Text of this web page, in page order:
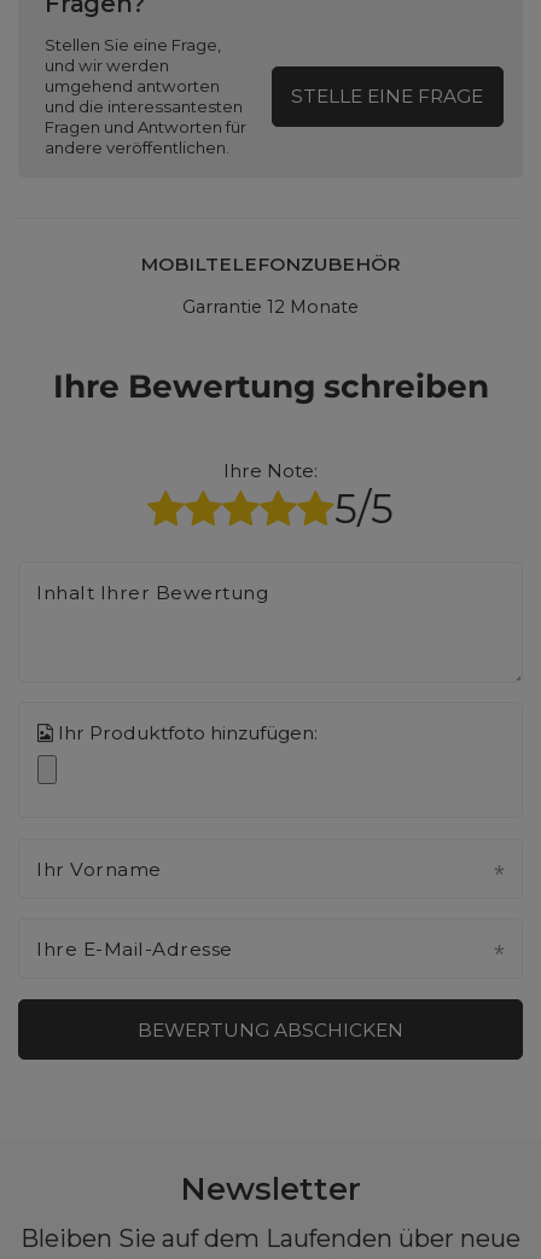
Stellen Sie eine Frage,
und wir werden
umgehend antworten
und die interessantesten
Fragen und Antworten für
andere veröffentlichen.
STELLE EINE FRAGE
MOBILTELEFONZUBEHÖR
Garrantie 12 Monate
Ihre Bewertung schreiben
Ihre Note:
5/5
Inhalt Ihrer Bewertung
Ihr Produktfoto hinzufügen:
Ihr Vorname
Ihre E-Mail-Adresse
BEWERTUNG ABSCHICKEN
Newsletter
Bleiben Sie auf dem Laufenden über neue